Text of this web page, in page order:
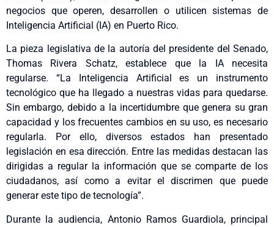
negocios que operen, desarrollen o utilicen sistemas de
Inteligencia Artificial (IA) en Puerto Rico.
La pieza legislativa de la autoría del presidente del Senado,
Thomas Rivera Schatz, establece que la IA necesita
regularse. “La Inteligencia Artificial es un instrumento
tecnológico que ha llegado a nuestras vidas para quedarse.
Sin embargo, debido a la incertidumbre que genera su gran
capacidad y los frecuentes cambios en su uso, es necesario
regularla. Por ello, diversos estados han presentado
legislación en esa dirección. Entre las medidas destacan las
dirigidas a regular la información que se comparte de los
ciudadanos, así como a evitar el discrimen que puede
generar este tipo de tecnología”.
Durante la audiencia, Antonio Ramos Guardiola, principal